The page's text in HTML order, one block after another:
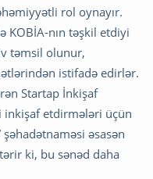
rol oynayır.
KOBİA-nın təşkil etdiyi
təmsil olunur,
istifadə edirlər.
Startap İnkişaf
inkişaf etdirmələri üçün
şəhadətnaməsi əsasən
ki, bu sənəd daha